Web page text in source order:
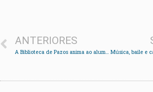
ANTERIORES
A Biblioteca de Pazos anima ao alumando do concello a participar no II certame de relato curto